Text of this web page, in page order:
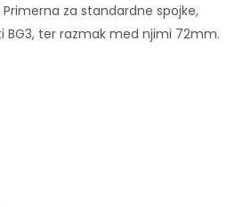
za standardne spojke,
BG3, ter razmak med njimi 72mm.